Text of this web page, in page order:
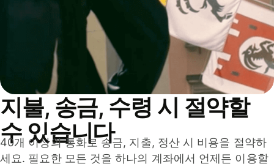
지불, 송금, 수령 시 절약할
수 있습니다
40개 이상의 통화로 송금, 지출, 정산 시 비용을 절약하
세요. 필요한 모든 것을 하나의 계좌에서 언제든 이용할